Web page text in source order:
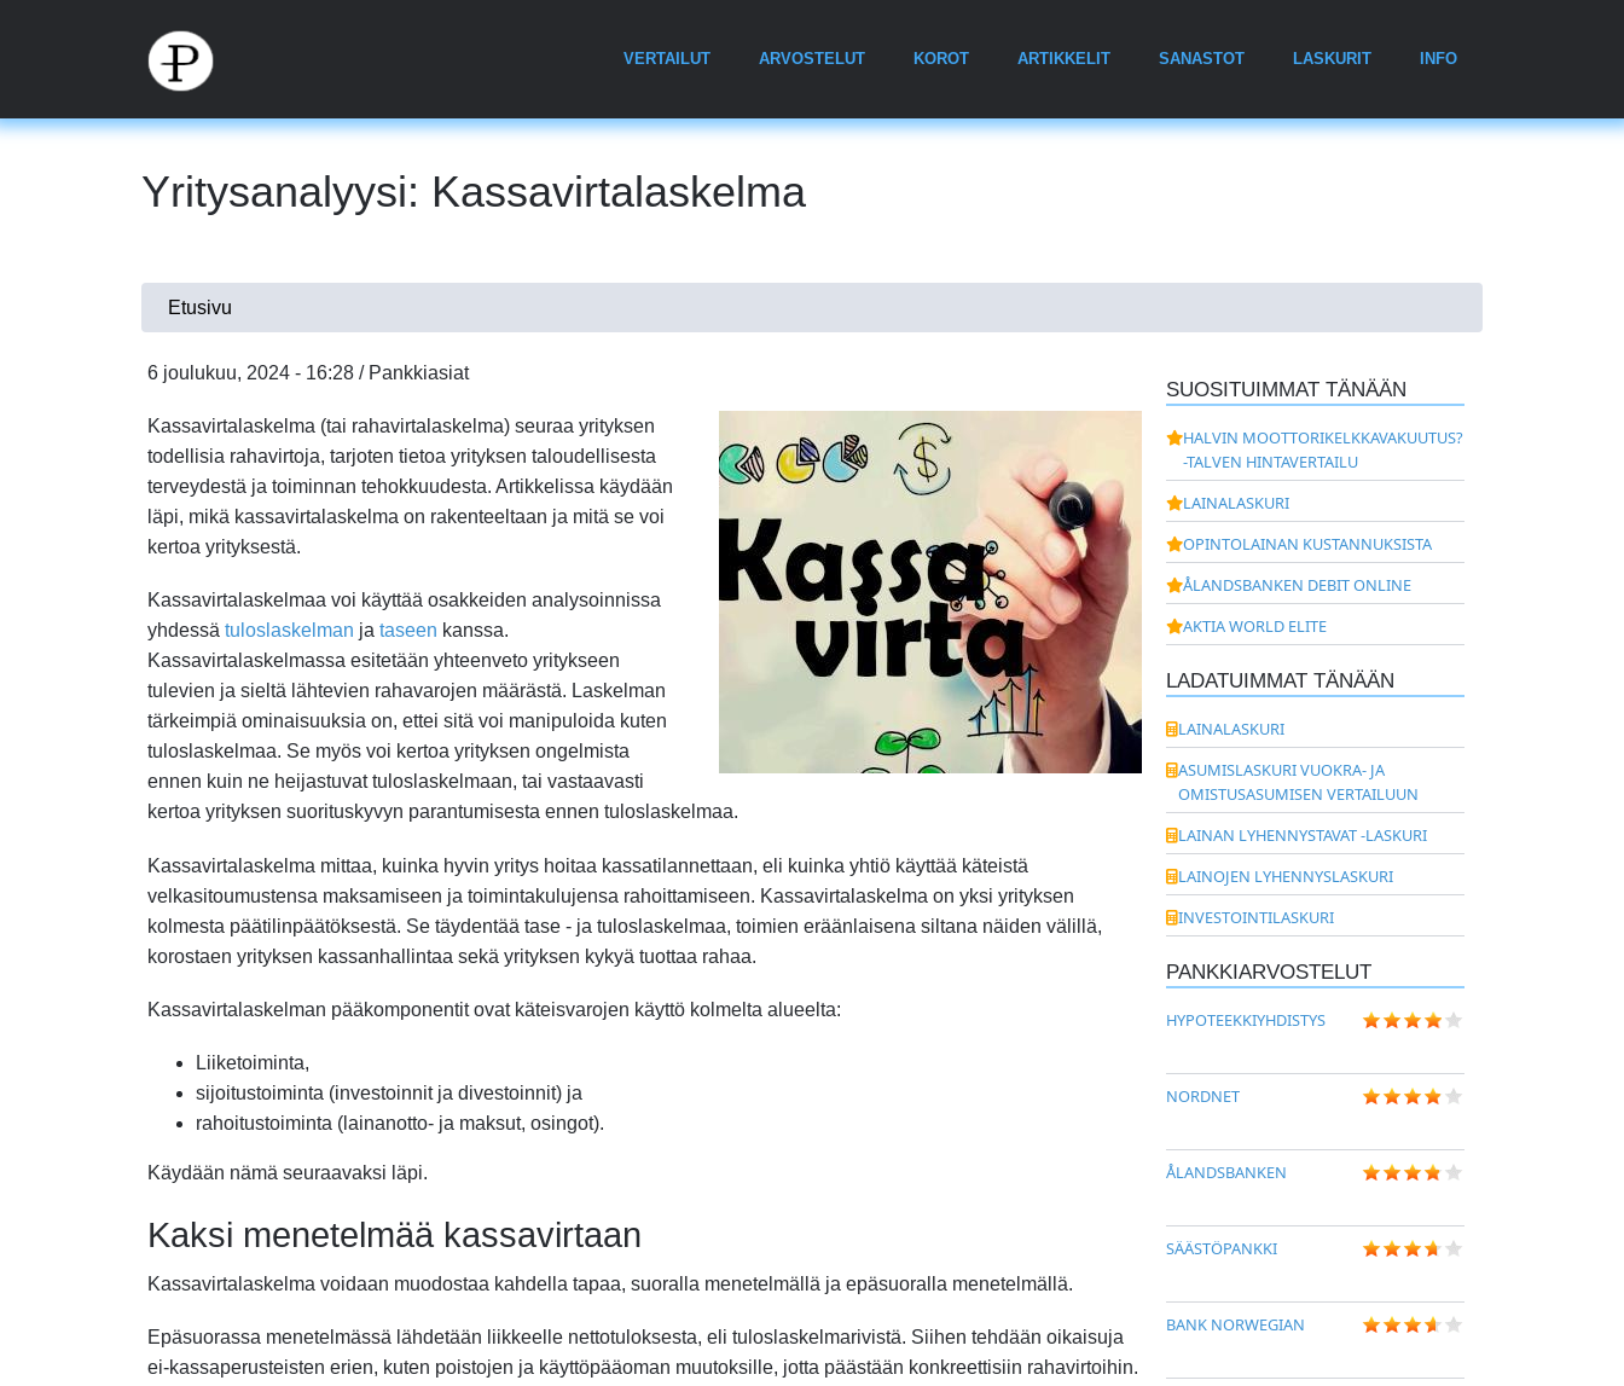
VERTAILUT ARVOSTELUT KOROT ARTIKKELIT SANASTOT LASKURIT INFO
Yritysanalyysi: Kassavirtalaskelma
Olet
täällä
Etusivu
6 joulukuu, 2024 - 16:28 / Pankkiasiat
Kassavirtalaskelma (tai rahavirtalaskelma) seuraa yrityksen
todellisia rahavirtoja, tarjoten tietoa yrityksen taloudellisesta
terveydestä ja toiminnan tehokkuudesta. Artikkelissa käydään
läpi, mikä kassavirtalaskelma on rakenteeltaan ja mitä se voi
kertoa yrityksestä.
Kassavirtalaskelmaa voi käyttää osakkeiden analysoinnissa
yhdessä tuloslaskelman ja taseen kanssa.
Kassavirtalaskelmassa esitetään yhteenveto yritykseen
tulevien ja sieltä lähtevien rahavarojen määrästä. Laskelman
tärkeimpiä ominaisuuksia on, ettei sitä voi manipuloida kuten
tuloslaskelmaa. Se myös voi kertoa yrityksen ongelmista
ennen kuin ne heijastuvat tuloslaskelmaan, tai vastaavasti
kertoa yrityksen suorituskyvyn parantumisesta ennen tuloslaskelmaa.
Kassavirtalaskelma mittaa, kuinka hyvin yritys hoitaa kassatilannettaan, eli kuinka yhtiö käyttää käteistä
velkasitoumustensa maksamiseen ja toimintakulujensa rahoittamiseen. Kassavirtalaskelma on yksi yrityksen
kolmesta päätilinpäätöksestä. Se täydentää tase - ja tuloslaskelmaa, toimien eräänlaisena siltana näiden välillä,
korostaen yrityksen kassanhallintaa sekä yrityksen kykyä tuottaa rahaa.
Kassavirtalaskelman pääkomponentit ovat käteisvarojen käyttö kolmelta alueelta:
Liiketoiminta,
sijoitustoiminta (investoinnit ja divestoinnit) ja
rahoitustoiminta (lainanotto- ja maksut, osingot).
Käydään nämä seuraavaksi läpi.
Kaksi menetelmää kassavirtaan
Kassavirtalaskelma voidaan muodostaa kahdella tapaa, suoralla menetelmällä ja epäsuoralla menetelmällä.
Epäsuorassa menetelmässä lähdetään liikkeelle nettotuloksesta, eli tuloslaskelmarivistä. Siihen tehdään oikaisuja
ei-kassaperusteisten erien, kuten poistojen ja käyttöpääoman muutoksille, jotta päästään konkreettisiin rahavirtoihin.
SUOSITUIMMAT TÄNÄÄN
HALVIN MOOTTORIKELKKAVAKUUTUS?
-TALVEN HINTAVERTAILU
LAINALASKURI
OPINTOLAINAN KUSTANNUKSISTA
ÅLANDSBANKEN DEBIT ONLINE
AKTIA WORLD ELITE
LADATUIMMAT TÄNÄÄN
LAINALASKURI
ASUMISLASKURI VUOKRA- JA
OMISTUSASUMISEN VERTAILUUN
LAINAN LYHENNYSTAVAT -LASKURI
LAINOJEN LYHENNYSLASKURI
INVESTOINTILASKURI
PANKKIARVOSTELUT
HYPOTEEKKIYHDISTYS
NORDNET
ÅLANDSBANKEN
SÄÄSTÖPANKKI
BANK NORWEGIAN